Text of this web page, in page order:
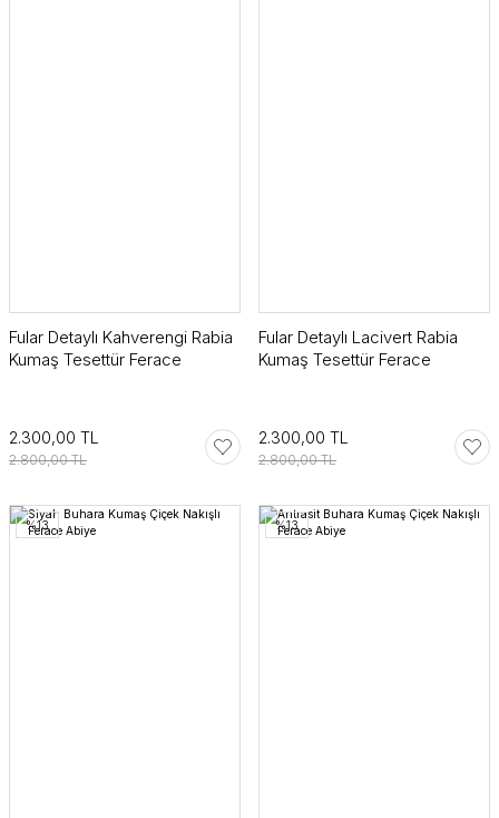
Fular Detaylı Kahverengi Rabia
Kumaş Tesettür Ferace
2.300,00 TL
2.800,00 TL
Fular Detaylı Lacivert Rabia
Kumaş Tesettür Ferace
2.300,00 TL
2.800,00 TL
%13 %13